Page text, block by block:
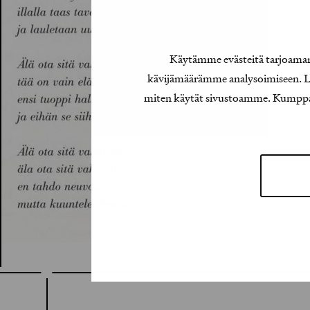
Käytämme evästeitä
kävijämäärämme analysoimiseen.
miten käytät sivustoamme.